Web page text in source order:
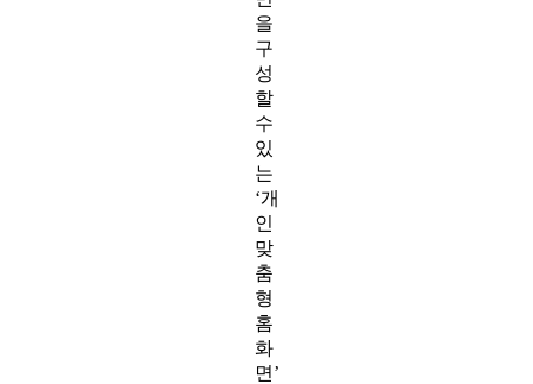
을
구
성
할
수
있
는
‘개
인
맞
춤
형
홈
화
면’